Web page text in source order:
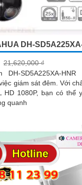
DH-
21,620,000 ₫
DH-SD5A225XA-
đêm. Với chất lượng hình ảnh
HD 1080P, bạn có thể
quanh